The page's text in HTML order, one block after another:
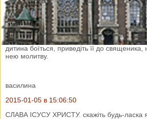
о. Володимир
Слава Навіки! На вервичці треба
подушкою. Іграшки можете віддати бідним.
приймайте Святе Причастя і нічого Вам
дитина боїться, приведіть її до
нею молитву.
василина
2015-01-05 в 15:06:50
СЛАВА ІСУСУ ХРИСТУ. скажіть будь-ласка